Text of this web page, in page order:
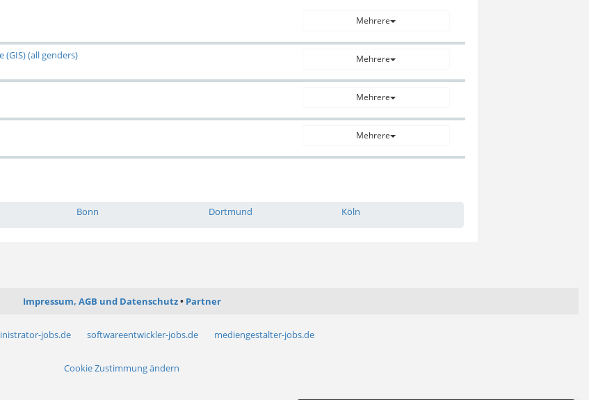
Mehrere
(all genders) Mehrere
Mehrere
Mehrere
Bonn Dortmund Köln
Impressum, AGB und Datenschutz Partner
jobs.de softwareentwickler-jobs.de mediengestalter-jobs.de
Cookie Zustimmung ändern